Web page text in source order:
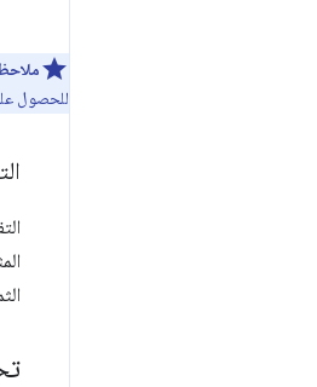
للحصول